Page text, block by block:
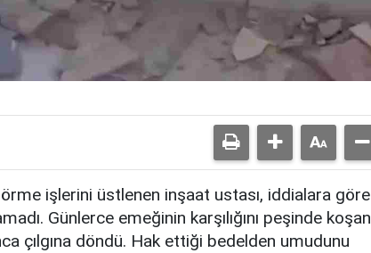
işlerini üstlenen inşaat ustası, iddialara göre
Günlerce emeğinin karşılığını peşinde koşan
çılgına döndü. Hak ettiği bedelden umudunu